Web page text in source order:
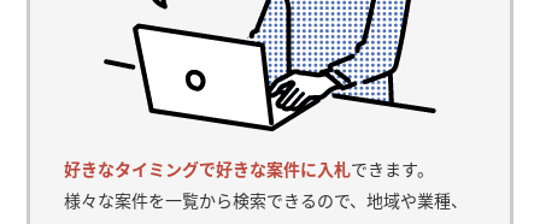
好きなタイミングで好きな案件に入札できます。
様々な案件を一覧から検索できるので、地域や業種、